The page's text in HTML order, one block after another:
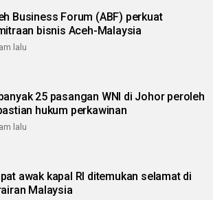
Business Forum (ABF) perkuat
bisnis Aceh-Malaysia
lalu
25 pasangan WNI di Johor peroleh
hukum perkawinan
lalu
awak kapal RI ditemukan selamat di
Malaysia